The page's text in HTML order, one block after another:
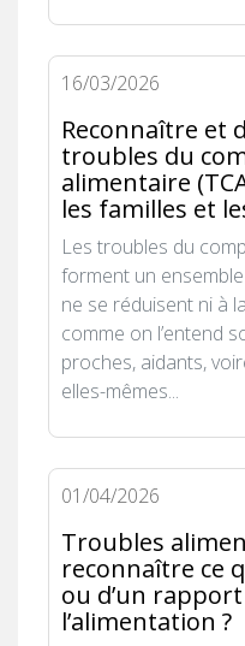
16/03/2026
Reconnaître et
troubles du
alimentaire
les familles et
Les troubles du
forment un
ne se réduisent ni à
comme on l’entend
proches, aidants,
elles-mêmes...
01/04/2026
Troubles
reconnaître ce
ou d’un
l’alimentation ?